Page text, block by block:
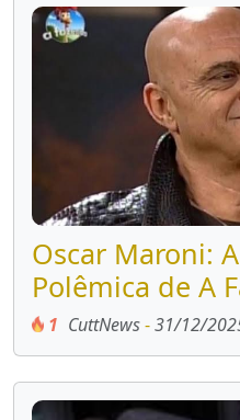
Oscar Maroni:
Polêmica de A
1 CuttNews-31/12/